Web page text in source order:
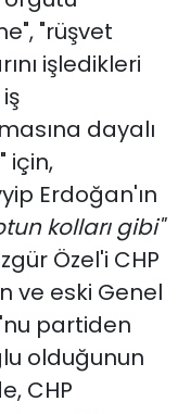
"rüşvet
işledikleri
dayalı
için,
Erdoğan'ın
kolları gibi"
Özel'i CHP
ve eski Genel
partiden
olduğunun
CHP